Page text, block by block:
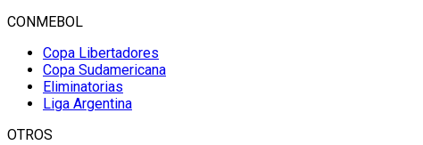
CONMEBOL
Copa Libertadores
Copa Sudamericana
Eliminatorias
Liga Argentina
OTROS